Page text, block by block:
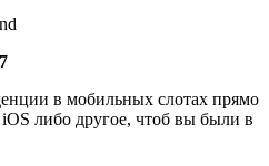
в мобильных слотах прямо
либо другое, чтоб вы были в